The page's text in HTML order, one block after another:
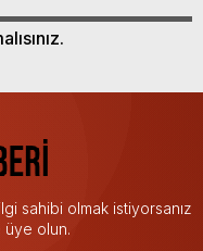
sahibi olmak istiyorsanız
olun.